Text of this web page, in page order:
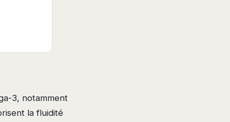
3, notamment
la fluidité